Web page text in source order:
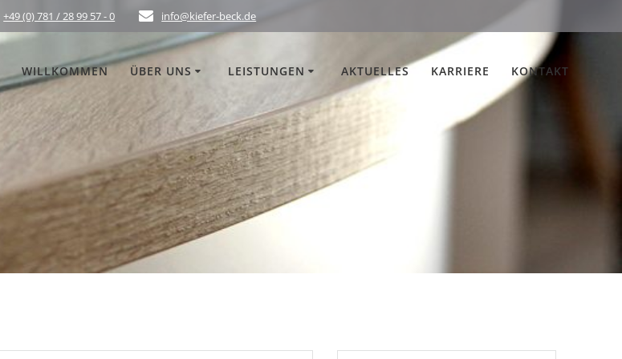
+49 (0) 781 / 28 99 57 - 0 info@kiefer-beck.de
WILLKOMMEN ÜBER UNS LEISTUNGEN AKTUELLES KARRIERE KONTAKT